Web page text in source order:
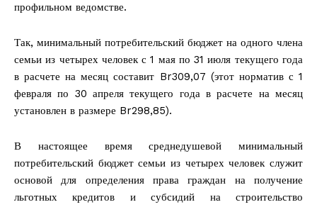
профильном ведомстве.
Так, минимальный потребительский бюджет на одного члена
семьи из четырех человек с 1 мая по 31 июля текущего года
в расчете на месяц составит Br309,07 (этот норматив с 1
февраля по 30 апреля текущего года в расчете на месяц
установлен в размере Br298,85).
В настоящее время среднедушевой минимальный
потребительский бюджет семьи из четырех человек служит
основой для определения права граждан на получение
льготных кредитов и субсидий на строительство